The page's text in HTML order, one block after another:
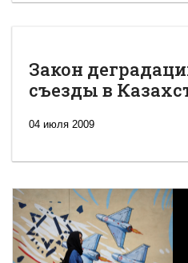
Закон
съезды в
04 июля 2009